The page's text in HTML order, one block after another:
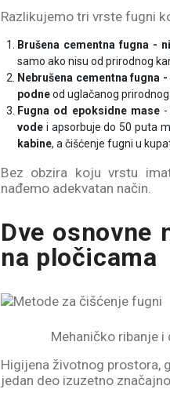
Razlikujemo tri vrste fugni
Brušena cementna fugna -
samo ako nisu od prirodnog
Nebrušena cementna fugna
podneod uglačanog prirodnog
Fugna od epoksidne mase-
vode i apsorbuje do 50 puta
kabine, a čišćenje fugni u
Bez obzira koju vrstu
nađemo adekvatan način.
Dve osnovne
na pločicama
Mehaničko ribanje
Higijena životnog prostora,
jedan deo izuzetno